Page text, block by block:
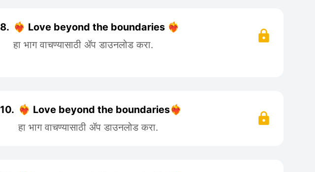
8. ❤️‍🔥 Love beyond the boundaries ❤️‍🔥
हा भाग वाचण्यासाठी ॲप डाउनलोड करा.
10. ❤️‍🔥 Love beyond the boundaries❤️‍🔥
हा भाग वाचण्यासाठी ॲप डाउनलोड करा.